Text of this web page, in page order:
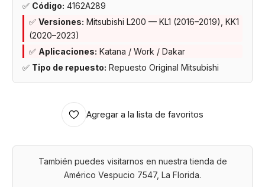
✅ Código: 4162A289
✅ Versiones: Mitsubishi L200 — KL1 (2016–2019), KK1
(2020–2023)
✅ Aplicaciones: Katana / Work / Dakar
✅ Tipo de repuesto: Repuesto Original Mitsubishi
Agregar a la lista de favoritos
También puedes visitarnos en nuestra tienda de
Américo Vespucio 7547, La Florida.